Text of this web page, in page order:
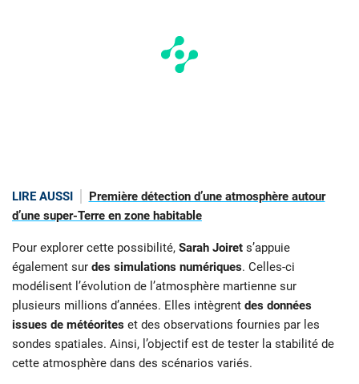
LIRE AUSSI
Première détection d’une atmosphère autour
d’une super-Terre en zone habitable
Pour explorer cette possibilité, Sarah Joiret s’appuie
également sur des simulations numériques. Celles-ci
modélisent l’évolution de l’atmosphère martienne sur
plusieurs millions d’années. Elles intègrent des données
issues de météorites et des observations fournies par les
sondes spatiales. Ainsi, l’objectif est de tester la stabilité de
cette atmosphère dans des scénarios variés.